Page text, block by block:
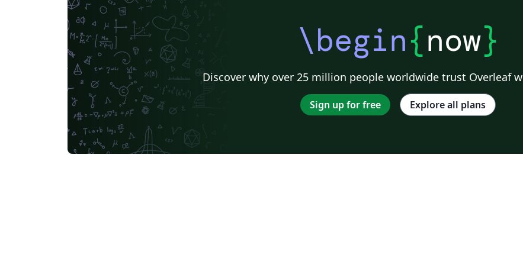
\begin{now}
Discover why over 25 million people worldwide trust Overleaf
Sign up for free Explore all plans